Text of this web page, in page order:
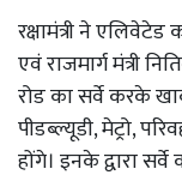
रक्षामंत्री ने
एवं राजमार्ग मंत्री
रोड का सर्वे करके
पीडब्ल्यूडी, मेट्रो,
होंगे। इनके द्वारा